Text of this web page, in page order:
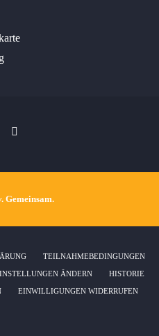
Gemeinsam.
TEILNAHMEBEDINGUNGEN
ÄNDERN HISTORIE
EINWILLIGUNGEN WIDERRUFEN